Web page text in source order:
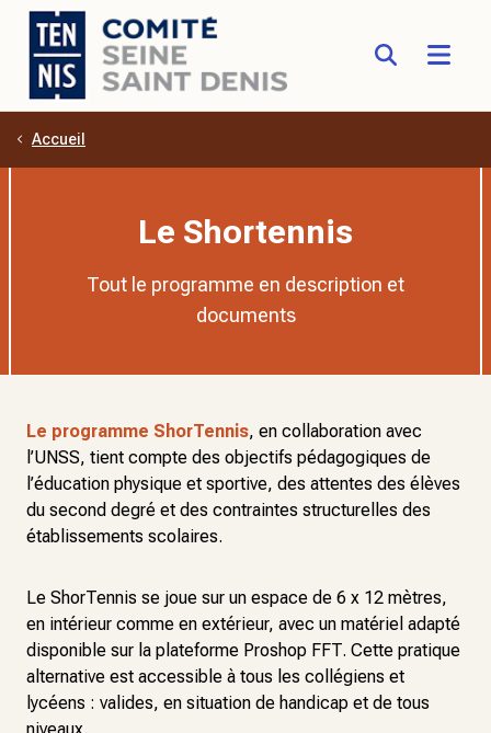
Aller au contenu principal
Accueil
Le Shortennis
Tout le programme en description et
documents
Le programme ShorTennis, en collaboration avec
l’UNSS, tient compte des objectifs pédagogiques de
l’éducation physique et sportive, des attentes des élèves
du second degré et des contraintes structurelles des
établissements scolaires.
Le ShorTennis se joue sur un espace de 6 x 12 mètres,
en intérieur comme en extérieur, avec un matériel adapté
disponible sur la plateforme Proshop FFT. Cette pratique
alternative est accessible à tous les collégiens et
lycéens : valides, en situation de handicap et de tous